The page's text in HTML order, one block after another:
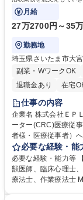
身につく社会貢献度の高
月給
27万2700円～35
勤務地
埼玉県さいたま市大
副業・WワークOK
退職金あり
在宅
仕事の内容
企業名 株式会社ＥＰＬｉｎｋ 求人名 【大宮･川越(埼玉
ーター(CRC)医療従事者歓迎/土
者様・医療従事者）
治験業務を底支えし
験から専門性が身につく社会
(被験者)様に対する
験者との面談、服薬
必要な経験・能
必要な経験・能力等
獣医師、臨床心理士
療法士、作業療法士